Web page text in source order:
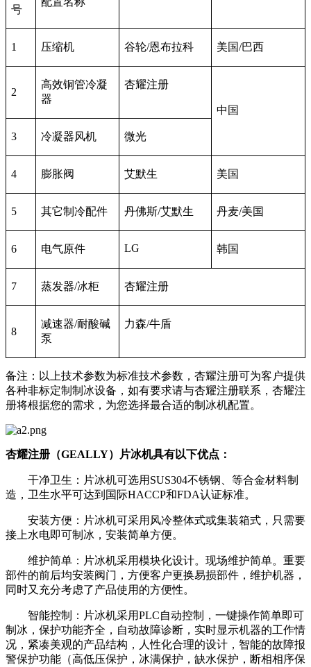
号
1 压缩机 谷轮/恩布拉科 美国/巴西
2
高效铜管冷凝
器
杏耀注册
中国
3 冷凝器风机 微光
4 膨胀阀 艾默生 美国
5 其它制冷配件 丹佛斯/艾默生 丹麦/美国
6 电气原件 LG 韩国
7 蒸发器/冰柜 杏耀注册
8
减速器/耐酸碱
泵
力森/牛盾
备注：以上技术参数为标准技术参数，杏耀注册可为客户提供
各种非标定制制冰设备，如有要求请与杏耀注册联系，杏耀注
册将根据您的需求，为您选择最合适的制冰机配置。
杏耀注册（GEALLY）片冰机具有以下优点：
干净卫生：片冰机可选用SUS304不锈钢、等合金材料制
造，卫生水平可达到国际HACCP和FDA认证标准。
安装方便：片冰机可采用风冷整体式或集装箱式，只需要
接上水电即可制冰，安装简单方便。
维护简单：片冰机采用模块化设计。现场维护简单。重要
部件的前后均安装阀门，方便客户更换易损部件，维护机器，
同时又充分考虑了产品使用的方便性。
智能控制：片冰机采用PLC自动控制，一键操作简单即可
制冰，保护功能齐全，自动故障诊断，实时显示机器的工作情
况，紧凑美观的产品结构，人性化合理的设计，智能的故障报
警保护功能（高低压保护，冰满保护，缺水保护，断相相序保